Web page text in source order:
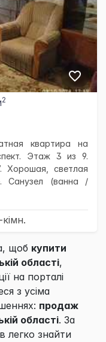
2
квартира на
Этаж 3 из 9.
светлая
Санузел (ванна /
щоб купити
області,
на порталі
з усіма
продаж
області. За
легко знайти